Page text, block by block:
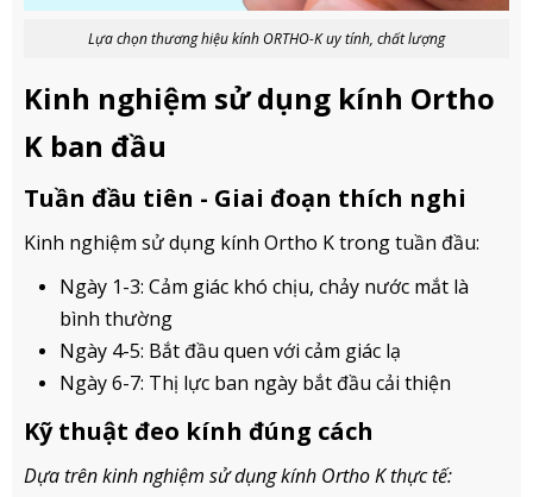
Lựa chọn thương hiệu kính ORTHO-K uy tính, chất lượng
Kinh nghiệm sử dụng kính Ortho
K ban đầu
Tuần đầu tiên - Giai đoạn thích nghi
Kinh nghiệm sử dụng kính Ortho K trong tuần đầu:
Ngày 1-3: Cảm giác khó chịu, chảy nước mắt là
bình thường
Ngày 4-5: Bắt đầu quen với cảm giác lạ
Ngày 6-7: Thị lực ban ngày bắt đầu cải thiện
Kỹ thuật đeo kính đúng cách
Dựa trên kinh nghiệm sử dụng kính Ortho K thực tế: